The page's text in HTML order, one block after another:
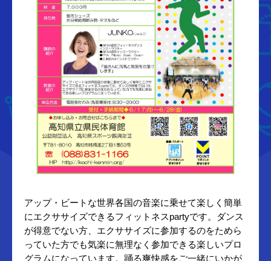
アップ・ビートな世界各国の音楽に乗せて楽しく簡単
にエクササイズできるフィットネスpartyです。ダンス
が得意でない方、エクササイズに参加するのをためら
っていた方でも気楽に無理なく参加できる楽しいプロ
グラムになっています。踊る爽快感をご一緒にいかが